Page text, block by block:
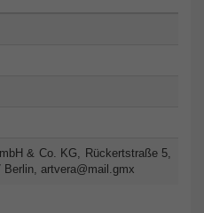
& Co. KG, Rückertstraße 5,
Berlin, artvera@mail.gmx